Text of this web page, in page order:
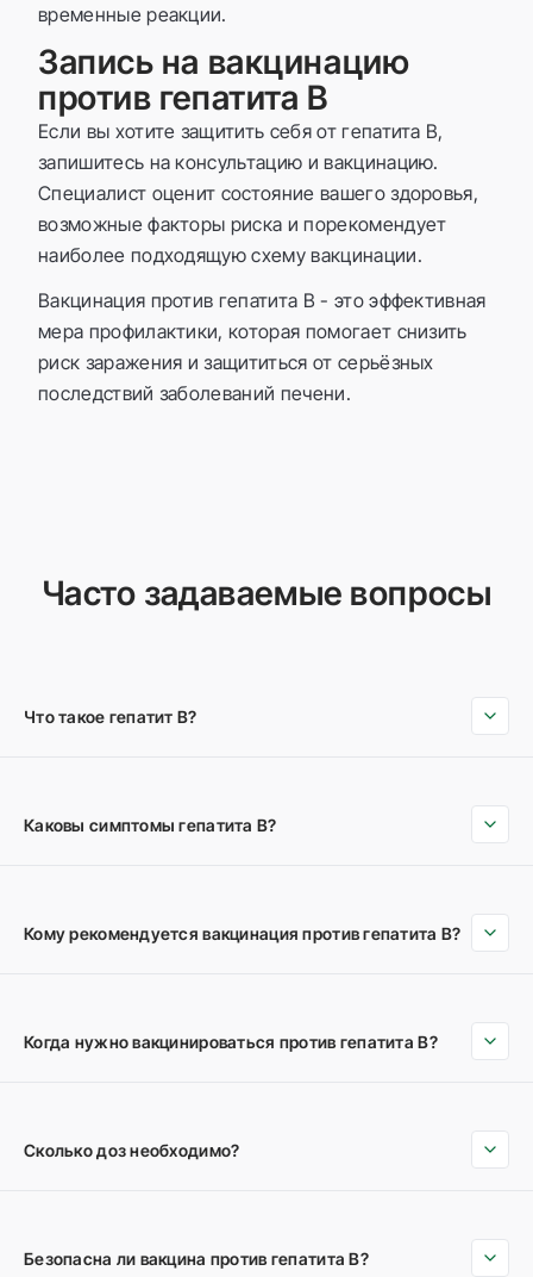
временные реакции.
Запись на вакцинацию
против гепатита B
Если вы хотите защитить себя от гепатита B,
запишитесь на консультацию и вакцинацию.
Специалист оценит состояние вашего здоровья,
возможные факторы риска и порекомендует
наиболее подходящую схему вакцинации.
Вакцинация против гепатита B - это эффективная
мера профилактики, которая помогает снизить
риск заражения и защититься от серьёзных
последствий заболеваний печени.
Часто задаваемые вопросы
Что такое гепатит B?
Каковы симптомы гепатита B?
Кому рекомендуется вакцинация против гепатита B?
Когда нужно вакцинироваться против гепатита B?
Сколько доз необходимо?
Безопасна ли вакцина против гепатита B?